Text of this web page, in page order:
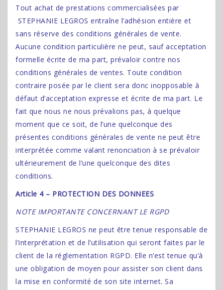
Tout achat de prestations commercialisées par
STEPHANIE LEGROS entraîne l’adhésion entière et
sans réserve des conditions générales de vente.
Aucune condition particulière ne peut, sauf acceptation
formelle écrite de ma part, prévaloir contre nos
conditions générales de ventes. Toute condition
contraire posée par le client sera donc inopposable à
défaut d’acceptation expresse et écrite de ma part. Le
fait que nous ne nous prévalions pas, à quelque
moment que ce soit, de l’une quelconque des
présentes conditions générales de vente ne peut être
interprétée comme valant renonciation à se prévaloir
ultérieurement de l’une quelconque des dites
conditions.
Article 4 – PROTECTION DES DONNEES
NOTE IMPORTANTE CONCERNANT LE RGPD
STEPHANIE LEGROS ne peut être tenue responsable de
l’interprétation et de l’utilisation qui seront faites par le
client de la réglementation RGPD. Elle n’est tenue qu’à
une obligation de moyen pour assister son client dans
la mise en conformité de son site internet. Sa